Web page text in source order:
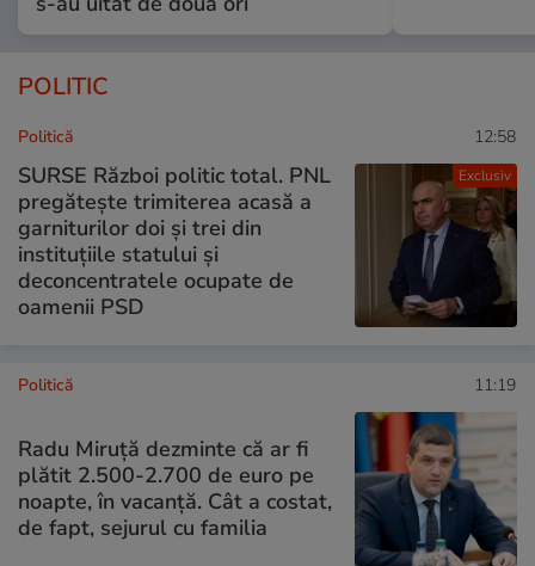
POLITIC
Exclusiv
Politică 12:58
SURSE Război politic total. PNL
pregătește trimiterea acasă a
garniturilor doi și trei din
instituțiile statului și
deconcentratele ocupate de
oamenii PSD
Politică 11:19
Radu Miruţă dezminte că ar fi
plătit 2.500-2.700 de euro pe
noapte, în vacanță. Cât a costat,
de fapt, sejurul cu familia